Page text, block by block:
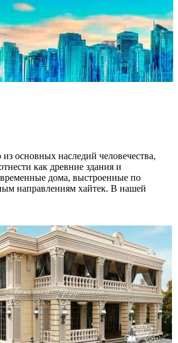
основных наследий человечества,
как древние здания и
дома, выстроенные по
направлениям хайтек. В нашей